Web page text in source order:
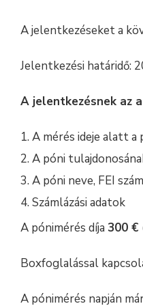
A jelentkezéseket a
Jelentkezési határidő:
A jelentkezésnek az
A mérés ideje alatt
A póni
A póni neve, FEI
Számlázási adatok
A pónimérés díja 300 €
Boxfoglalással
A pónimérés napján